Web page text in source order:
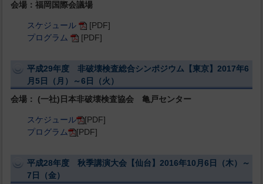
会場：福岡国際会議場
スケジュール
[PDF]
プログラム
[PDF]
平成29年度 非破壊検査総合シンポジウム【東京】2017年6
月5日（月）～6日（火）
会場： (一社)日本非破壊検査協会 亀戸センター
スケジュール
[PDF]
プログラム
[PDF]
平成28年度 秋季講演大会【仙台】2016年10月6日（木）～
7日（金）